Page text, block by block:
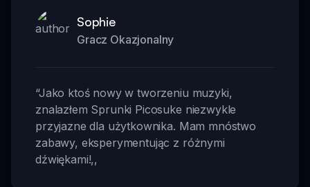
Sophie
Gracz Okazjonalny
“Jako ktoś nowy w tworzeniu muzyki,
znalazłem Sprunki Picosuke niezwykle
przyjazne dla użytkownika. Mam mnóstwo
zabawy, eksperymentując z różnymi
dźwiękami!,,